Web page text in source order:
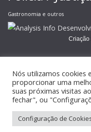
Gastronomia e outros
Criação
Copyright © 2026
Tema:ColorMagpor
Nós utilizamos cookies
proporcionar uma
suas próximas visitas
fechar", ou
Configuração de